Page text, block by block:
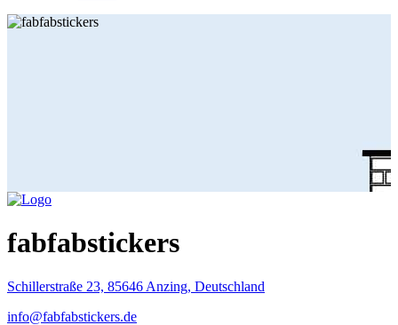
fabfabstickers
Schillerstraße 23, 85646 Anzing, Deutschland
info@fabfabstickers.de